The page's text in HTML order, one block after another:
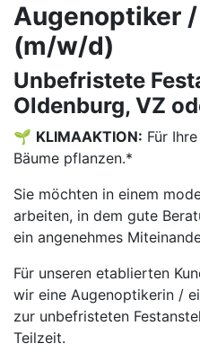
Augenoptiker
(m/w/d)
Unbefristete
Oldenburg, VZ
🌱 KLIMAAKTION: Für
Bäume pflanzen.*
Sie möchten in einem
arbeiten, in dem gute
ein angenehmes
Für unseren etablierten
wir eine Augenoptikerin /
zur unbefristeten
Teilzeit.